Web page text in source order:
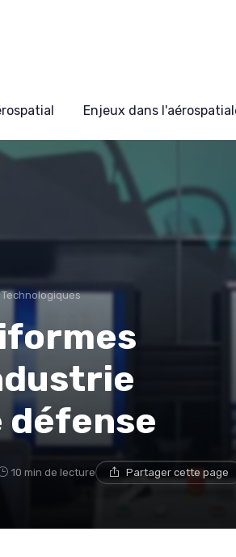
Enjeux dans
défense
10 min de lecture Partager cette page